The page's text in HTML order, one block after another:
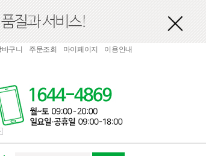
바구니 주문조회 마이페이지 이용안내